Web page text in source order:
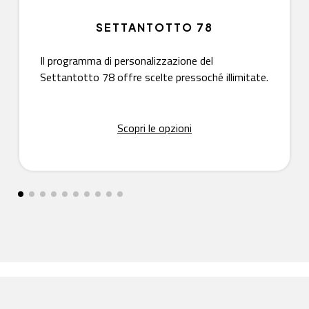
SETTANTOTTO 78
Il programma di personalizzazione del
Settantotto 78 offre scelte pressoché illimitate.
Scopri le opzioni